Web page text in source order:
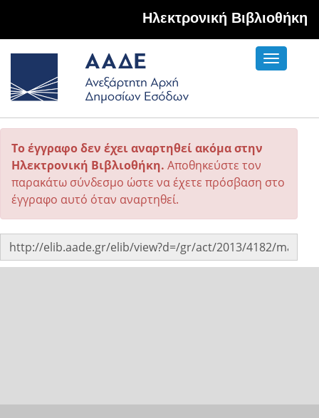
Hλεκτρονική Βιβλιοθήκη
Toggle
Το έγγραφο δεν έχει αναρτηθεί ακόμα στην
Ηλεκτρονική Βιβλιοθήκη. Αποθηκεύστε τον
παρακάτω σύνδεσμο ώστε να έχετε πρόσβαση στο
έγγραφο αυτό όταν αναρτηθεί.